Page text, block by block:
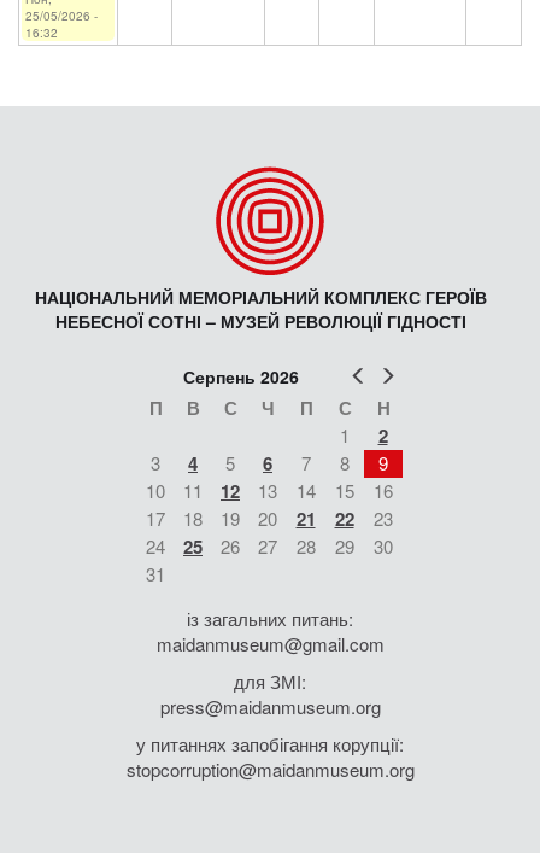
25/05/2026 -
16:32
НАЦІОНАЛЬНИЙ МЕМОРІАЛЬНИЙ КОМПЛЕКС ГЕРОЇВ
НЕБЕСНОЇ СОТНІ – МУЗЕЙ РЕВОЛЮЦІЇ ГІДНОСТІ
Попер
Серпень 2026
П В С Ч П С Н
1 2
3 4 5 6 7 8
9
10
11 12 13 14 15
16
17
18 19 20 21 22
23
24
25 26 27 28 29
30
31
із загальних питань:
maidanmuseum@gmail.com
для ЗМІ:
press@maidanmuseum.org
у питаннях запобігання корупції:
stopcorruption@maidanmuseum.org